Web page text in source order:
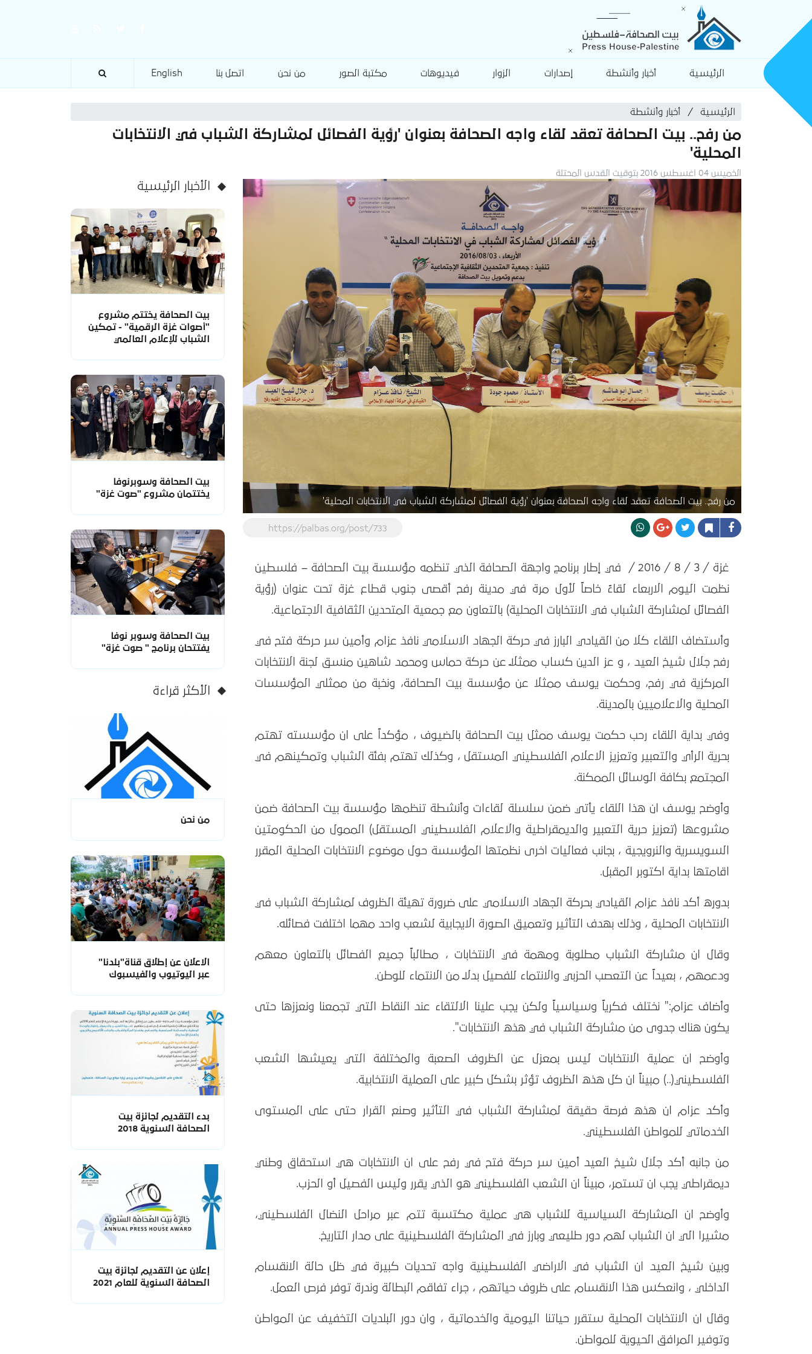
الرئيسية أخبار وأنشطة إصدارات الزوار فيديوهات مكتبة الصور من نحن اتصل بنا English
الرئيسية أخبار وأنشطة
من رفح.. بيت الصحافة تعقد لقاء واجه الصحافة بعنوان 'رؤية الفصائل لمشاركة الشباب في الانتخابات
المحلية'
الخميس 04 اغسطس 2016 بتوقيت القدس المحتلة
من رفح.. بيت الصحافة تعقد لقاء واجه الصحافة بعنوان 'رؤية الفصائل لمشاركة الشباب في الانتخابات المحلية'
https://palbas.org/post/733
غزة / 3 / 8 / 2016 / في إطار برنامج واجهة الصحافة الذي تنظمه مؤسسة بيت الصحافة – فلسطين
نظمت اليوم الاربعاء لقاءً خاصاً لأول مرة في مدينة رفح أقصى جنوب قطاع غزة تحت عنوان (رؤية
الفصائل لمشاركة الشباب في الانتخابات المحلية) بالتعاون مع جمعية المتحدين الثقافية الاجتماعية.
وأستضاف اللقاء كلا من القيادي البارز في حركة الجهاد الاسلامي نافذ عزام وأمين سر حركة فتح في
رفح جلال شيخ العيد ، و عز الدين كساب ممثلاً عن حركة حماس ومحمد شاهين منسق لجنة الانتخابات
المركزية في رفح، وحكمت يوسف ممثلا عن مؤسسة بيت الصحافة، ونخبة من ممثلي المؤسسات
المحلية والاعلاميين بالمدينة.
وفي بداية اللقاء رحب حكمت يوسف ممثل بيت الصحافة بالضيوف ، مؤكداً على ان مؤسسته تهتم
بحرية الرأي والتعبير وتعزيز الاعلام الفلسطيني المستقل ، وكذلك تهتم بفئة الشباب وتمكينهم في
المجتمع بكافة الوسائل الممكنة.
وأوضح يوسف ان هذا اللقاء يأتي ضمن سلسلة لقاءات وأنشطة تنظمها مؤسسة بيت الصحافة ضمن
مشروعها (تعزيز حرية التعبير والديمقراطية والاعلام الفلسطيني المستقل) الممول من الحكومتين
السويسرية والنرويجية ، بجانب فعاليات اخرى نظمتها المؤسسة حول موضوع الانتخابات المحلية المقرر
اقامتها بداية اكتوبر المقبل.
بدوره أكد نافذ عزام القيادي بحركة الجهاد الاسلامي على ضرورة تهيئة الظروف لمشاركة الشباب في
الانتخابات المحلية ، وذلك بهدف التأثير وتعميق الصورة الايجابية لشعب واحد مهما اختلفت فصائله.
وقال ان مشاركة الشباب مطلوبة ومهمة في الانتخابات ، مطالباً جميع الفصائل بالتعاون معهم
ودعمهم ، بعيداً عن التعصب الحزبي والانتماء للفصيل بدلاً من الانتماء للوطن.
وأضاف عزام:" نختلف فكرياً وسياسياً ولكن يجب علينا الالتقاء عند النقاط التي تجمعنا ونعززها حتى
يكون هناك جدوى من مشاركة الشباب في هذه الانتخابات".
وأوضح ان عملية الانتخابات ليس بمعزل عن الظروف الصعبة والمختلفة التي يعيشها الشعب
الفلسطيني(..) مبيناً ان كل هذه الظروف تؤثر بشكل كبير على العملية الانتخابية.
وأكد عزام ان هذه فرصة حقيقة لمشاركة الشباب في التأثير وصنع القرار حتى على المستوى
الخدماتي للمواطن الفلسطيني.
من جانبه أكد جلال شيخ العيد أمين سر حركة فتح في رفح على ان الانتخابات هي استحقاق وطني
ديمقراطي يجب ان تستمر، مبيناً ان الشعب الفلسطيني هو الذي يقرر وليس الفصيل أو الحزب.
وأوضح ان المشاركة السياسية للشباب هي عملية مكتسبة تتم عبر مراحل النضال الفلسطيني،
مشيرا الي ان الشباب لهم دور طليعي وبارز في المشاركة الفلسطينية على مدار التاريخ.
وبين شيخ العيد ان الشباب في الاراضي الفلسطينية واجه تحديات كبيرة في ظل حالة الانقسام
الداخلي ، وانعكس هذا الانقسام على ظروف حياتهم ، جراء تفاقم البطالة وندرة توفر فرص العمل.
وقال ان الانتخابات المحلية ستقرر حياتنا اليومية والخدماتية ، وان دور البلديات التخفيف عن المواطن
وتوفير المرافق الحيوية للمواطن.
الأخبار الرئيسية
بيت الصحافة يختتم مشروع
"أصوات غزة الرقمية" - تمكين
الشباب للإعلام العالمي
بيت الصحافة وسوبرنوفا
يختتمان مشروع "صوت غزة"
بيت الصحافة وسوبر نوفا
يفتتحان برنامج " صوت غزة"
الأكثر قراءة
من نحن
الاعلان عن إطلاق قناة"بلدنا"
عبر اليوتيوب والفيسبوك
بدء التقديم لجائزة بيت
الصحافة السنوية 2018
إعلان عن التقديم لجائزة بيت
الصحافة السنوية للعام 2021